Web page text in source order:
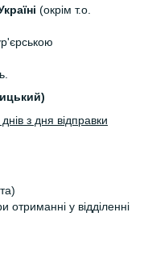
(окрім т.о.
з дня відправки
у відділенні